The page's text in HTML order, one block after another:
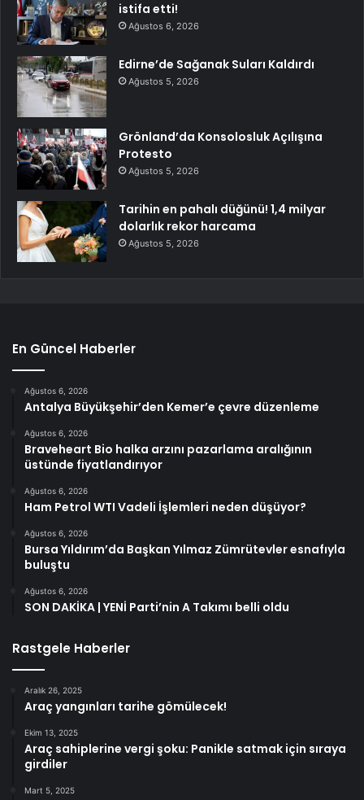
istifa etti!
Ağustos 6, 2026
Edirne’de Sağanak Suları Kaldırdı
Ağustos 5, 2026
Grönland’da Konsolosluk Açılışına
Protesto
Ağustos 5, 2026
Tarihin en pahalı düğünü! 1,4 milyar
dolarlık rekor harcama
Ağustos 5, 2026
En Güncel Haberler
Ağustos 6, 2026
Antalya Büyükşehir’den Kemer’e çevre düzenleme
Ağustos 6, 2026
Braveheart Bio halka arzını pazarlama aralığının
üstünde fiyatlandırıyor
Ağustos 6, 2026
Ham Petrol WTI Vadeli İşlemleri neden düşüyor?
Ağustos 6, 2026
Bursa Yıldırım’da Başkan Yılmaz Zümrütevler esnafıyla
buluştu
Ağustos 6, 2026
SON DAKİKA | YENİ Parti’nin A Takımı belli oldu
Rastgele Haberler
Aralık 26, 2025
Araç yangınları tarihe gömülecek!
Ekim 13, 2025
Araç sahiplerine vergi şoku: Panikle satmak için sıraya
girdiler
Mart 5, 2025